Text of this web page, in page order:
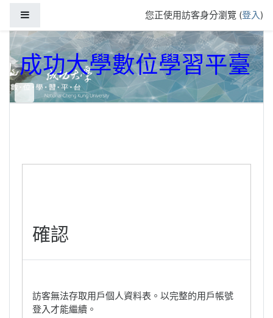
您正使用訪客身分瀏覽 (登入)
成功大學數位學習平臺
確認
訪客無法存取用戶個人資料表。以完整的用戶帳號
登入才能繼續。